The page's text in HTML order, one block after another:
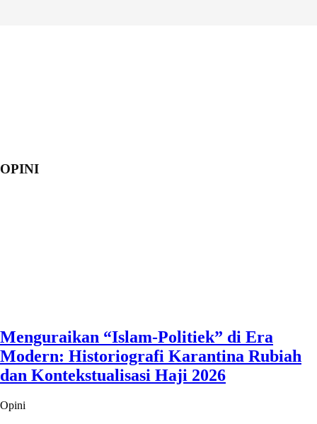
OPINI
Menguraikan “Islam-Politiek” di Era
Modern: Historiografi Karantina Rubiah
dan Kontekstualisasi Haji 2026
Opini